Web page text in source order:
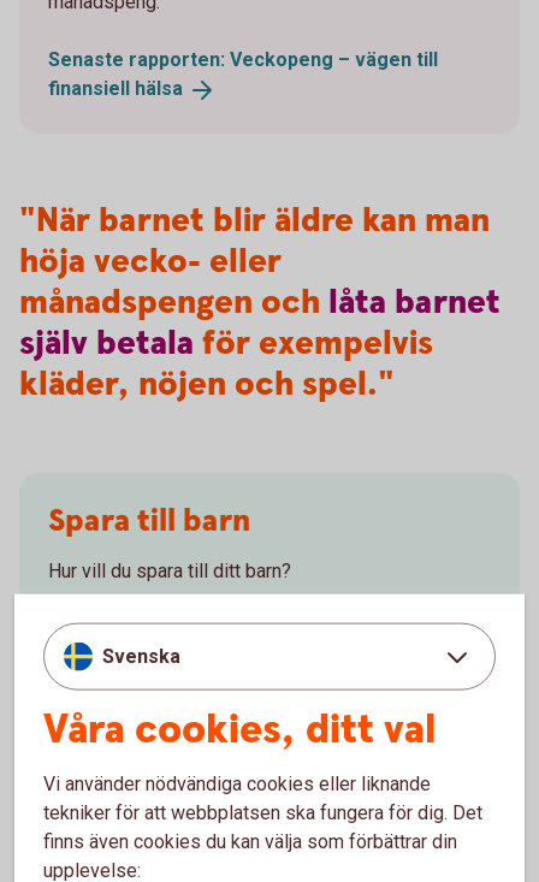
Senaste rapporten: Veckopeng – vägen till
finansiell hälsa
"När barnet blir äldre kan man
höja vecko- eller
månadspengen och låta barnet
själv betala för exempelvis
kläder, nöjen och spel."
Spara till barn
Hur vill du spara till ditt barn?
Börja spara tillbarn
Ungdomskonto
På kontot kan barn få in sina pengar och sköta sina
betalningar. Swish och bankkort kan kopplas till
Svenska
Våra cookies, ditt val
Vi använder nödvändiga cookies eller liknande
tekniker för att webbplatsen ska fungera för dig. Det
finns även cookies du kan välja som förbättrar din
upplevelse: